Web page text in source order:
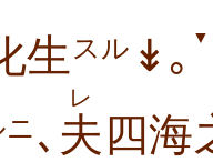
生 スル ↡｡ ▼
､ 夫
レ
四海